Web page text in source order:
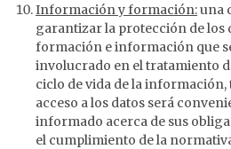
Información y formación:una
garantizar la protección de los
formación e información que
involucrado en el tratamiento
ciclo de vida de la
acceso a los datos será
informado acerca de sus
el cumplimiento de la